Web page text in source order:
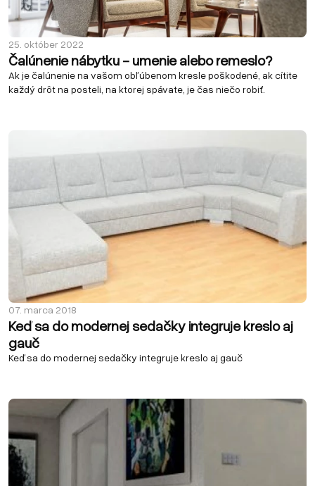
25. október 2022
Čalúnenie nábytku - umenie alebo remeslo?
Ak je čalúnenie na vašom obľúbenom kresle poškodené, ak cítite
každý drôt na posteli, na ktorej spávate, je čas niečo robiť.
07. marca 2018
Keď sa do modernej sedačky integruje kreslo aj
gauč
Keď sa do modernej sedačky integruje kreslo aj gauč